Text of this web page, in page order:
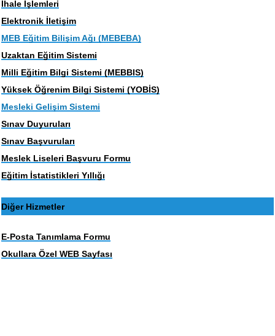
İhale İşlemleri
Elektronik İletişim
MEB Eğitim Bilişim Ağı (MEBEBA)
Uzaktan Eğitim Sistemi
Milli Eğitim Bilgi Sistemi (MEBBIS)
Yüksek Öğrenim Bilgi Sistemi (YOBİS)
Mesleki Gelişim Sistemi
Sınav Duyuruları
Sınav Başvuruları
Meslek Liseleri Başvuru Formu
Eğitim İstatistikleri Yıllığı
Diğer Hizmetler
E-Posta Tanımlama Formu
Okullara Özel WEB Sayfası